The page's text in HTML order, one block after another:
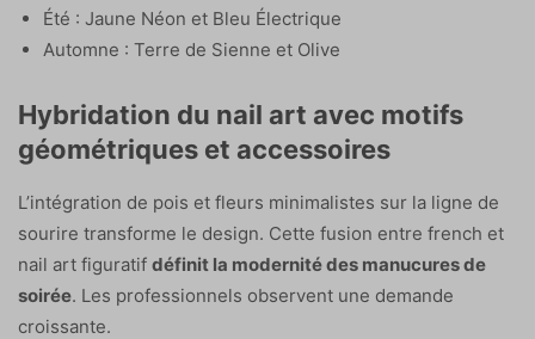
Été : Jaune Néon et Bleu Électrique
Automne : Terre de Sienne et Olive
Hybridation du nail art avec motifs
géométriques et accessoires
L’intégration de pois et fleurs minimalistes sur la ligne de
sourire transforme le design. Cette fusion entre french et
nail art figuratif définit la modernité des manucures de
soirée. Les professionnels observent une demande
croissante.